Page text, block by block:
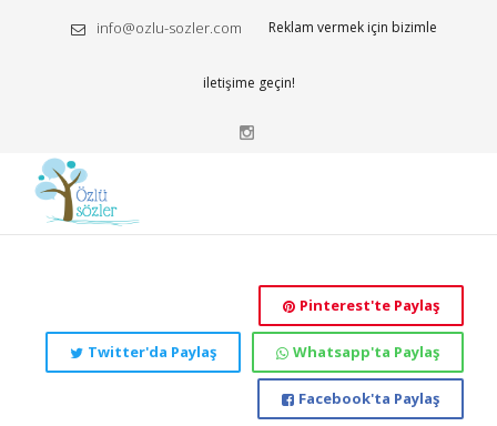
info@ozlu-sozler.com Reklam vermek için bizimle
iletişime geçin!
Pinterest'te Paylaş
Whatsapp'ta Paylaş
Twitter'da Paylaş
Facebook'ta Paylaş